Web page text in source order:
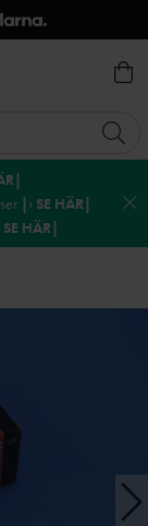
|› SE HÄR|
SE HÄR|